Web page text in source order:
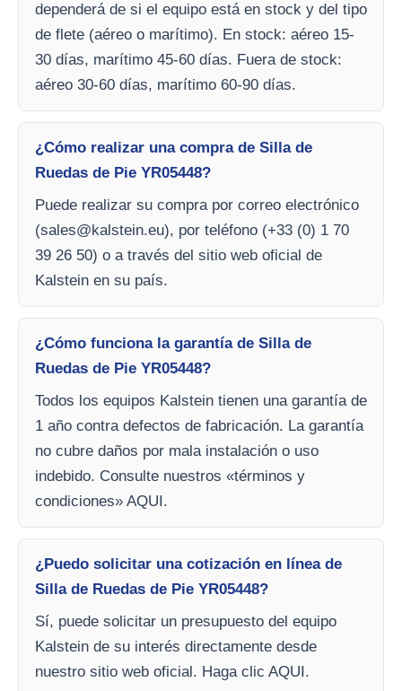
dependerá de si el equipo está en stock y del tipo
de flete (aéreo o marítimo). En stock: aéreo 15-
30 días, marítimo 45-60 días. Fuera de stock:
aéreo 30-60 días, marítimo 60-90 días.
¿Cómo realizar una compra de Silla de
Ruedas de Pie YR05448?
Puede realizar su compra por correo electrónico
(sales@kalstein.eu), por teléfono (+33 (0) 1 70
39 26 50) o a través del sitio web oficial de
Kalstein en su país.
¿Cómo funciona la garantía de Silla de
Ruedas de Pie YR05448?
Todos los equipos Kalstein tienen una garantía de
1 año contra defectos de fabricación. La garantía
no cubre daños por mala instalación o uso
indebido. Consulte nuestros «términos y
condiciones» AQUI.
¿Puedo solicitar una cotización en línea de
Silla de Ruedas de Pie YR05448?
Sí, puede solicitar un presupuesto del equipo
Kalstein de su interés directamente desde
nuestro sitio web oficial. Haga clic AQUI.